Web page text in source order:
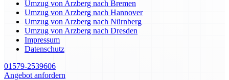
Umzug von Arzberg nach Bremen
Umzug von Arzberg nach Hannover
Umzug von Arzberg nach Nürnberg
Umzug von Arzberg nach Dresden
Impressum
Datenschutz
01579-2539606
Angebot anfordern